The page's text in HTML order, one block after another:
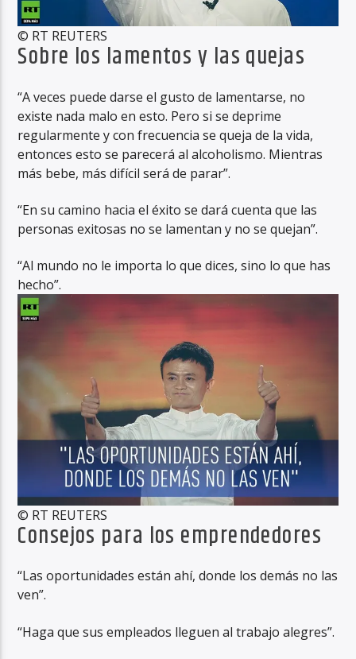
© RT REUTERS
Sobre los lamentos y las quejas
“A veces puede darse el gusto de lamentarse, no
existe nada malo en esto. Pero si se deprime
regularmente y con frecuencia se queja de la vida,
entonces esto se parecerá al alcoholismo. Mientras
más bebe, más difícil será de parar”.
“En su camino hacia el éxito se dará cuenta que las
personas exitosas no se lamentan y no se quejan”.
“Al mundo no le importa lo que dices, sino lo que has
hecho”.
© RT REUTERS
Consejos para los emprendedores
“Las oportunidades están ahí, donde los demás no las
ven”.
“Haga que sus empleados lleguen al trabajo alegres”.